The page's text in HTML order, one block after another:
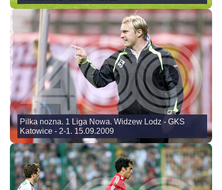
Pilka nozna. 1 Liga Nowa. Widzew Lodz - GKS
Katowice - 2-1. 15.09.2009